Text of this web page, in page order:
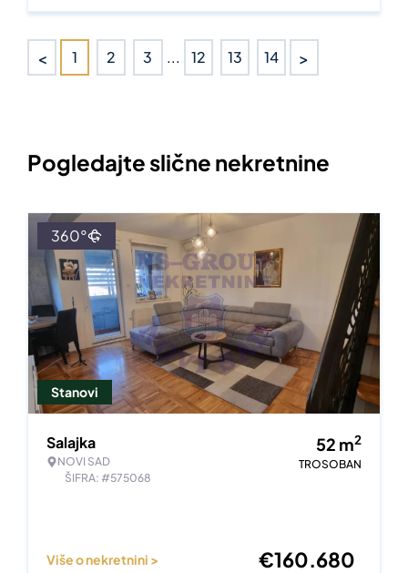
< 1 2 3 ... 12 13 14 >
Pogledajte slične nekretnine
Stanovi
360°
Salajka
NOVI SAD
ŠIFRA: #575068
52 m2
TROSOBAN
Više o nekretnini > €160.680